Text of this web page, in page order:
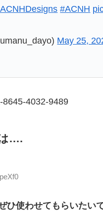
#ACNH
May 25,
8645-4032-9489
….
ひ使わせてもらいたい